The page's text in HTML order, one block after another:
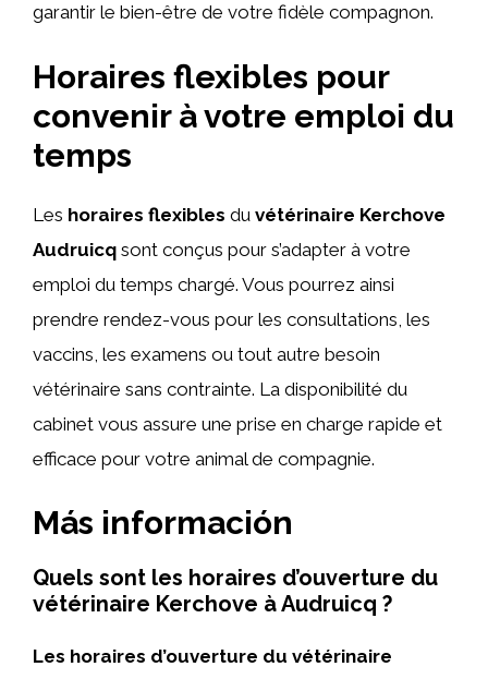
garantir le bien-être de votre fidèle compagnon.
Horaires flexibles pour
convenir à votre emploi du
temps
Les horaires flexibles du vétérinaire Kerchove
Audruicq sont conçus pour s’adapter à votre
emploi du temps chargé. Vous pourrez ainsi
prendre rendez-vous pour les consultations, les
vaccins, les examens ou tout autre besoin
vétérinaire sans contrainte. La disponibilité du
cabinet vous assure une prise en charge rapide et
efficace pour votre animal de compagnie.
Más información
Quels sont les horaires d’ouverture du
vétérinaire Kerchove à Audruicq ?
Les horaires d’ouverture du vétérinaire